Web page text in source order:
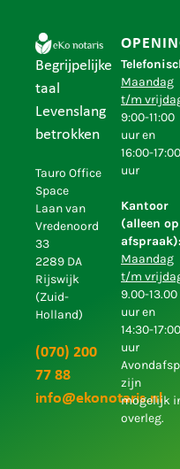
Begrijpelijke
taal
Levenslang
betrokken
Tauro Office
Space
Laan van
Vredenoord
33
2289 DA
Rijswijk
(Zuid-
Holland)
(070) 200
77 88
info@ekonotaris.nl
Maandag
t/m
9:00-11:00
uur en
16:00-17:00
uur
Kantoor
(alleen op
afspraak):
Maandag
t/m
9.00-13.00
uur en
14:30-17:00
uur
zijn
mogelijk
overleg.